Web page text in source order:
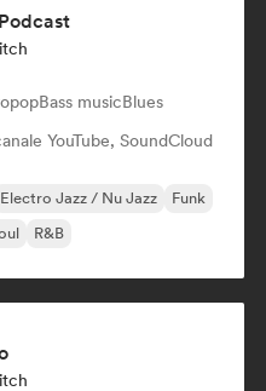
Bass musicBlues
YouTube, SoundCloud
Electro Jazz / Nu Jazz
Funk
R&B